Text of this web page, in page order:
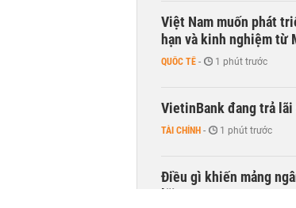
Việt Nam muốn phát
hạn và kinh nghiệm từ
QUỐC TẾ - 1 phút trước
VietinBank đang trả
TÀI CHÍNH - 1 phút trước
Điều gì khiến mảng
lãi?